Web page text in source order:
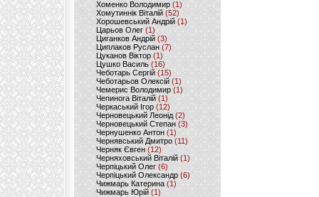
Хоменко Володимир (1)
Хомутиннік Віталій (52)
Хорошевський Андрій (1)
Царьов Олег (1)
Циганков Андрій (3)
Циплаков Руслан(7)
Цуканов Віктор (1)
Цушко Василь (16)
Чеботарь Сергій (15)
Чеботарьов Олексій (1)
Чемерис Володимир (1)
Чепинога Віталій (1)
Черкаський Ігор (12)
Черновецький Леонід(2)
Черновецький Степан (3)
Чернушенко Антон (1)
Чернявський Дмитро(11)
Черняк Євген(12)
Черняховський Віталій (1)
Черпіцький Олег (6)
Черпіцький Олександр (6)
Чижмарь Катерина (1)
Чижмарь Юрій (1)